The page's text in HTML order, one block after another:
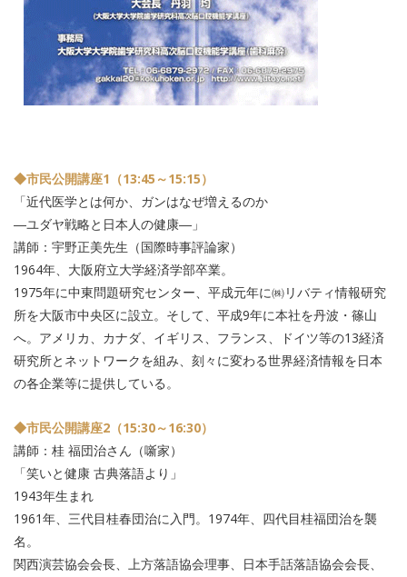
◆市民公開講座1（13:45～15:15）
「近代医学とは何か、ガンはなぜ増えるのか
―ユダヤ戦略と日本人の健康―」
講師：宇野正美先生（国際時事評論家）
1964年、大阪府立大学経済学部卒業。
1975年に中東問題研究センター、平成元年に㈱リバティ情報研究
所を大阪市中央区に設立。そして、平成9年に本社を丹波・篠山
へ。アメリカ、カナダ、イギリス、フランス、ドイツ等の13経済
研究所とネットワークを組み、刻々に変わる世界経済情報を日本
の各企業等に提供している。
◆市民公開講座2（15:30～16:30）
講師：桂 福団治さん（噺家）
「笑いと健康 古典落語より」
1943年生まれ
1961年、三代目桂春団治に入門。1974年、四代目桂福団治を襲
名。
関西演芸協会会長、上方落語協会理事、日本手話落語協会会長、